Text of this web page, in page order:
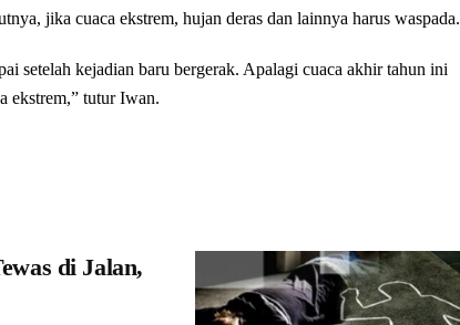
jika cuaca ekstrem, hujan deras dan lainnya harus waspada.
setelah kejadian baru bergerak. Apalagi cuaca akhir tahun ini
ekstrem,” tutur Iwan.
di Jalan,